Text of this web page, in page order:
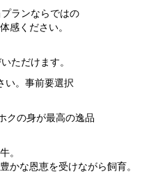
ランならではの
さい。
ただけます。
い。事前要選択
ホクの身が最高の逸品
。
な恩恵を受けながら飼育。